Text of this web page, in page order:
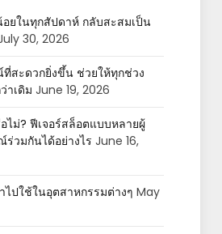
อยในทุกสัปดาห์ กลับสะสมเป็น
30, 2026
สะดวกยิ่งขึ้น ช่วยให้ทุกช่วง
าเดิม June 19, 2026
ไม่? ฟีเจอร์สล็อตแบบหลายผู้
วมกันได้อย่างไร June 16,
ปใช้ในอุตสาหกรรมต่างๆ May